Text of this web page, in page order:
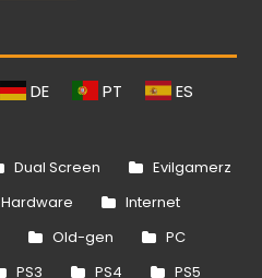
DE PT ES
Dual Screen
Evilgamerz
Hardware
Internet
Old-gen
PC
PS3 PS4 PS5